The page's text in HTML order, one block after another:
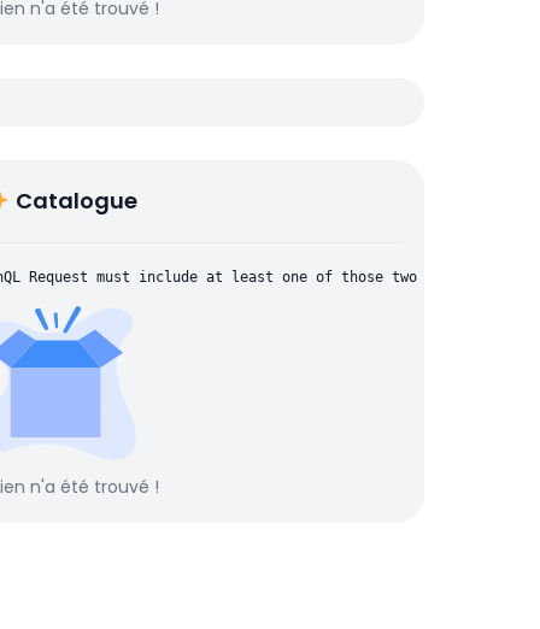
n'a été trouvé !
Catalogue
Request must include at least one of those two parameters:
n'a été trouvé !